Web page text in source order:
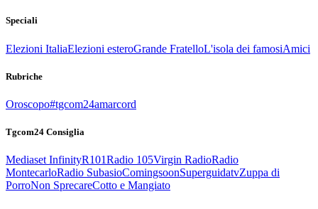
Speciali
Elezioni ItaliaElezioni esteroGrande FratelloL'isola dei famosiAmici
Rubriche
Oroscopo#tgcom24amarcord
Tgcom24 Consiglia
Mediaset InfinityR101Radio 105Virgin RadioRadio
MontecarloRadio SubasioComingsoonSuperguidatvZuppa di
PorroNon SprecareCotto e Mangiato